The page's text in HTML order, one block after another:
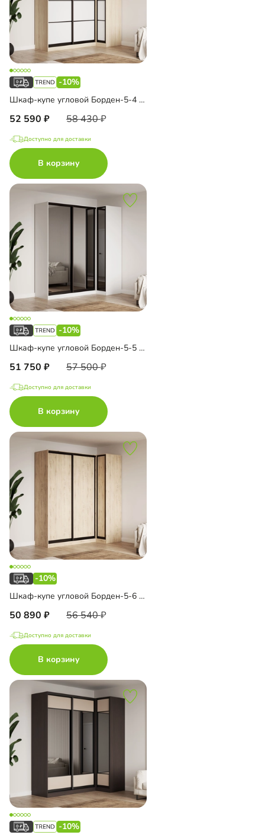
-10%
Шкаф-купе угловой Борден-5-4 1000
52 590 58 430
Доступно для доставки
В корзину
-10%
Шкаф-купе угловой Борден-5-5 1000
51 750 57 500
Доступно для доставки
В корзину
-10%
Шкаф-купе угловой Борден-5-6 1000
50 890 56 540
Доступно для доставки
В корзину
-10%